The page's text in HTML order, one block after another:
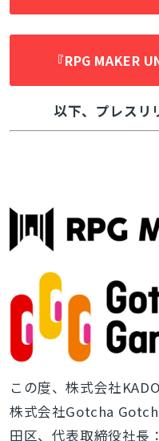
『RPG MAKER
以下、プレスリ
この度、株式会社
株式会社Gotcha
田区、代表取締役社長